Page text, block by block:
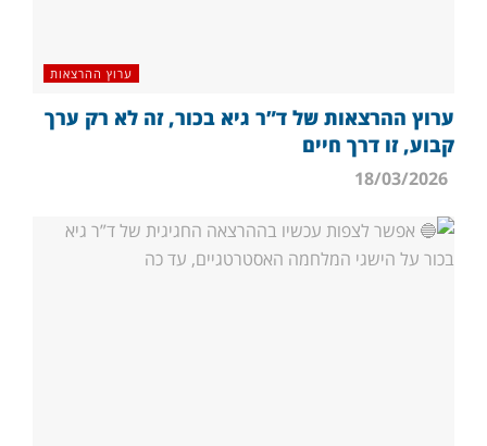
ערוץ ההרצאות
ערוץ ההרצאות של ד”ר גיא בכור, זה לא רק ערך
קבוע, זו דרך חיים